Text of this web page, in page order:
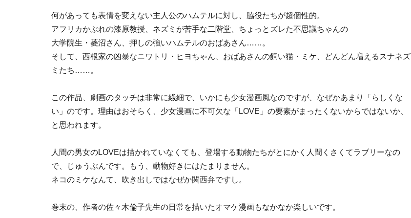
何があっても表情を変えない主人公のハムテルに対し、脇役たちが超個性的。
アフリカかぶれの漆原教授、ネズミが苦手な二階堂、ちょっとズレた不思議ちゃんの
大学院生・菱沼さん、押しの強いハムテルのおばあさん……。
そして、西根家の凶暴なニワトリ・ヒヨちゃん、おばあさんの飼い猫・ミケ、どんどん増えるスナネズ
ミたち……。
この作品、劇画のタッチは非常に繊細で、いかにも少女漫画風なのですが、なぜかあまり「らしくな
い」のです。理由はおそらく、少女漫画に不可欠な「LOVE」の要素がまったくないからではないか、
と思われます。
人間の男女のLOVEは描かれていなくても、登場する動物たちがとにかく人間くさくてラブリーなの
で、じゅうぶんです。もう、動物好きにはたまりません。
ネコのミケなんて、吹き出しではなぜか関西弁ですし。
巻末の、作者の佐々木倫子先生の日常を描いたオマケ漫画もなかなか楽しいです。